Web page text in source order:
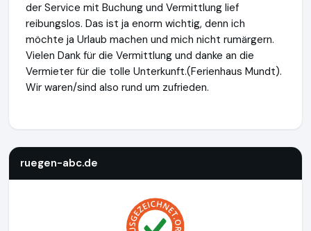
der Service mit Buchung und Vermittlung lief
reibungslos. Das ist ja enorm wichtig, denn ich
möchte ja Urlaub machen und mich nicht rumärgern.
Vielen Dank für die Vermittlung und danke an die
Vermieter für die tolle Unterkunft.(Ferienhaus Mundt).
Wir waren/sind also rund um zufrieden.
ruegen-abc.de